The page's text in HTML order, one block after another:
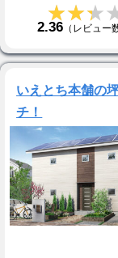
2.36 （レビュー
いえとち本舗の
チ！